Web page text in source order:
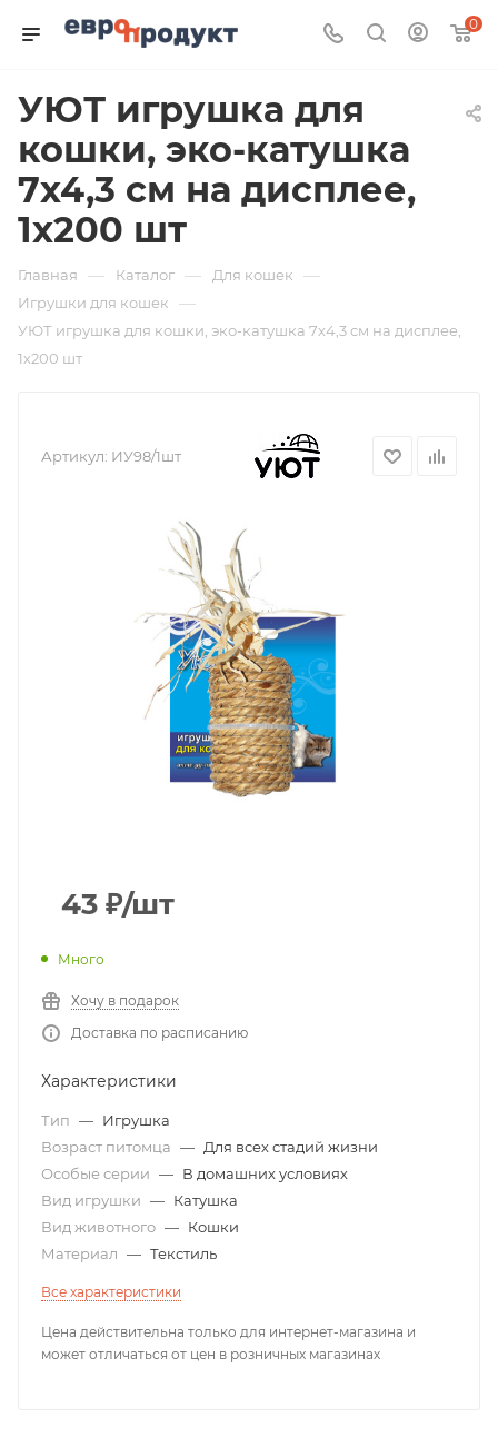
0
УЮТ игрушка для
кошки, эко-катушка
7х4,3 см на дисплее,
1х200 шт
Главная — Каталог — Для кошек —
Игрушки для кошек —
УЮТ игрушка для кошки, эко-катушка 7х4,3 см на дисплее,
1х200 шт
Артикул: ИУ98/1шт
43 ₽/шт
Много
Хочу в подарок
Доставка по расписанию
Характеристики
Тип — Игрушка
Возраст питомца — Для всех стадий жизни
Особые серии — В домашних условиях
Вид игрушки — Катушка
Вид животного — Кошки
Материал — Текстиль
Все характеристики
Цена действительна только для интернет-магазина и
может отличаться от цен в розничных магазинах